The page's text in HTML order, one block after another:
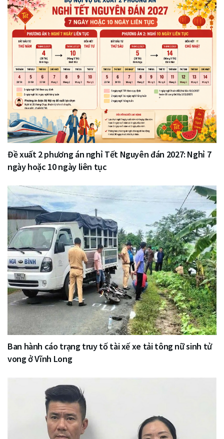
Đề xuất 2 phương án nghỉ Tết Nguyên đán 2027: Nghỉ 7
ngày hoặc 10 ngày liên tục
Ban hành cáo trạng truy tố tài xế xe tải tông nữ sinh tử
vong ở Vĩnh Long